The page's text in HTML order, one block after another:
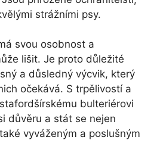
strážními psy.
svou osobnost a
lišit. Je proto důležité
a důsledný výcvik, který
očekává. S trpělivostí a
bulteriérovi
důvěru a stát se nejen
vyváženým a poslušným